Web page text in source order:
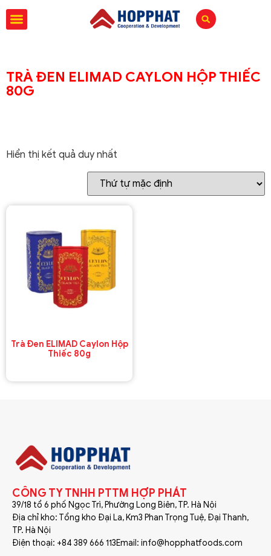
TRÀ ĐEN ELIMAD CAYLON HỘP THIẾC
80G
Hiển thị kết quả duy nhất
Trà Đen ELIMAD Caylon Hộp
Thiếc 80g
CÔNG TY TNHH PTTM HỢP PHÁT
39/18 tổ 6 phố Ngọc Trì, Phường Long Biên, TP. Hà Nội
Địa chỉ kho: Tổng kho Đại La, Km3 Phan Trọng Tuệ, Đại Thanh,
TP. Hà Nội
Điện thoại: +84 389 666 113Email: info@hopphatfoods.com